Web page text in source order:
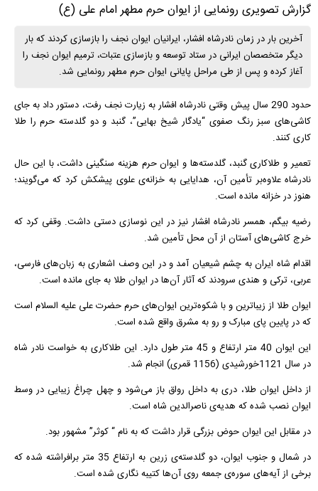
گزارش تصویری رونمایی از ایوان حرم مطهر امام علی (ع)
آخرین بار در زمان نادرشاه افشار، ایرانیان ایوان نجف را بازسازی کردند که بار
دیگر متخصصان ایرانی در ستاد توسعه و بازسازی عتبات، ترمیم ایوان نجف را
آغاز کرده و پس از طی مراحل پایانی ایوان حرم مطهر رونمایی شد.
حدود 290 سال پیش وقتی نادرشاه افشار به زیارت نجف رفت، دستور داد به جای
کاشی‌های سبز رنگ صفوی “یادگار شیخ بهایی”، گنبد و دو گلدسته حرم را طلا
کاری کنند.
تعمیر و طلاکاری گنبد، گلدسته‌ها و ایوان حرم هزینه سنگینی داشت، با این حال
نادرشاه علاوه‌بر تأمین آن، ‌هدایایی به خزانه‌ی علوی پیشکش کرد که می‌گویند؛
هنوز در خزانه مانده است.
رضیه بیگم، همسر نادرشاه افشار نیز در این نوسازی دستی داشت. وقفی کرد که
خرج کاشی‌های آستان از آن محل تأمین شد.
اقدام شاه ایران به چشم شیعیان آمد و در این وصف اشعاری به زبان‌های فارسی،
عربی، ترکی و هندی سرودند که آثار آن‌ها در ایوان طلا به جای مانده است.
ایوان طلا از زیباترین و با شکوه‌ترین ایوان‌های حرم حضرت علی علیه السلام است
که در پایین پای مبارک و رو به مشرق واقع شده است.
این ایوان 40 متر ارتفاع و 45 متر طول دارد. این طلاکاری به خواست نادر شاه
در سال 1121خورشیدی (1156 قمری) انجام شد.
از داخل ایوان طلا، دری به داخل رواق باز می‌شود و چهل چراغ زیبایی در وسط
ایوان نصب شده که هدیه‌ی ناصرالدین شاه است.
در مقابل این ایوان حوض بزرگی قرار داشت که به نام “ کوثر” مشهور بود.
در شمال و جنوب ایوان، دو گلدسته‌ی زرین به ارتفاع 35 متر برافراشته شده که
برخی از آیه‌های سوره‌ی جمعه روی آن‌ها کتیبه نگاری شده است.